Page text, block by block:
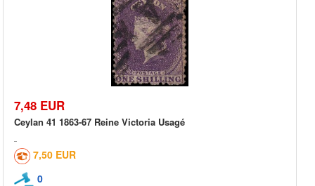
7,48 EUR
Ceylan 41 1863-67 Reine Victoria Usagé
7,50 EUR
0